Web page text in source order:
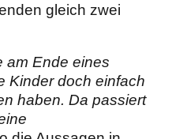
gleich zwei
am Ende eines
Kinder doch einfach
haben. Da passiert